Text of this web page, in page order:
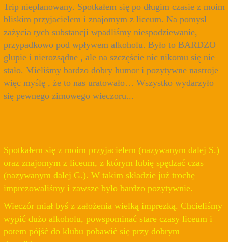
Trip nieplanowany. Spotkałem się po długim czasie z moim
bliskim przyjacielem i znajomym z liceum. Na pomysł
zażycia tych substancji wpadliśmy niespodziewanie,
przypadkowo pod wpływem alkoholu. Było to BARDZO
głupie i nierozsądne , ale na szczęście nic nikomu się nie
stało. Mieliśmy bardzo dobry humor i pozytywne nastroje
więc myślę , że to nas uratowało… Wszystko wydarzyło
się pewnego zimowego wieczoru...
Spotkałem się z moim przyjacielem (nazywanym dalej S.)
oraz znajomym z liceum, z którym lubię spędzać czas
(nazywanym dalej G.). W takim składzie już trochę
imprezowaliśmy i zawsze było bardzo pozytywnie.
Wieczór miał byś z założenia wielką imprezką. Chcieliśmy
wypić dużo alkoholu, powspominać stare czasy liceum i
potem pójść do klubu pobawić się przy dobrym